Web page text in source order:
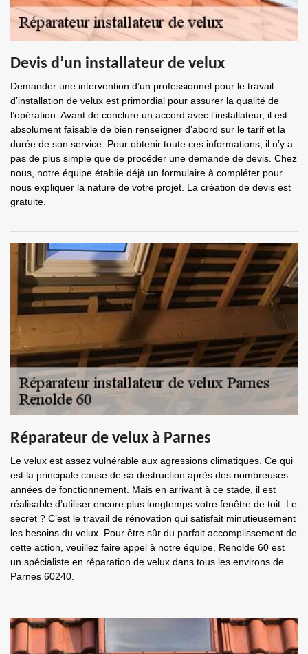
Devis d’un installateur de velux
Demander une intervention d’un professionnel pour le travail
d’installation de velux est primordial pour assurer la qualité de
l’opération. Avant de conclure un accord avec l’installateur, il est
absolument faisable de bien renseigner d’abord sur le tarif et la
durée de son service. Pour obtenir toute ces informations, il n’y a
pas de plus simple que de procéder une demande de devis. Chez
nous, notre équipe établie déjà un formulaire à compléter pour
nous expliquer la nature de votre projet. La création de devis est
gratuite.
Réparateur de velux à Parnes
Le velux est assez vulnérable aux agressions climatiques. Ce qui
est la principale cause de sa destruction après des nombreuses
années de fonctionnement. Mais en arrivant à ce stade, il est
réalisable d’utiliser encore plus longtemps votre fenêtre de toit. Le
secret ? C’est le travail de rénovation qui satisfait minutieusement
les besoins du velux. Pour être sûr du parfait accomplissement de
cette action, veuillez faire appel à notre équipe. Renolde 60 est
un spécialiste en réparation de velux dans tous les environs de
Parnes 60240.